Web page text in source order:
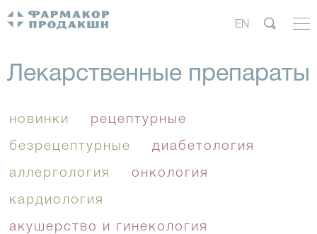
EN
Лекарственные препараты
новинки рецептурные
безрецептурные диабетология
аллергология онкология
кардиология
акушерство и гинекология